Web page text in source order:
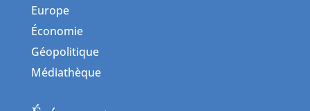
Europe
Économie
Géopolitique
Médiathèque